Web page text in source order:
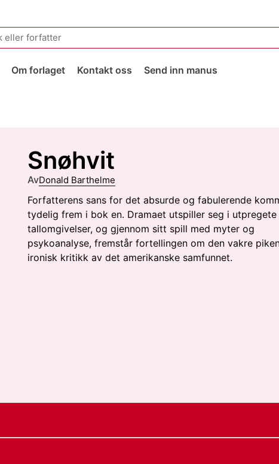
Om forlaget Kontakt oss Send inn manus
Snøhvit
AvDonald Barthelme
Forfatterens sans for det absurde og fabulerende
tydelig frem i bok en. Dramaet utspiller seg i
tallomgivelser, og gjennom sitt spill med myter og
psykoanalyse, fremstår fortellingen om den vakre
ironisk kritikk av det amerikanske samfunnet.